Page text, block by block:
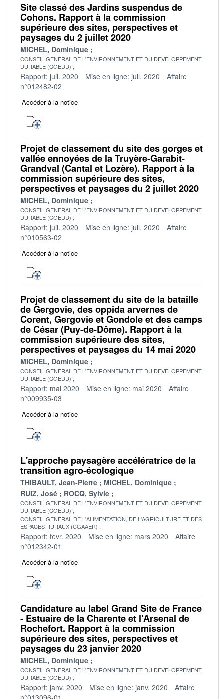
Site classé des Jardins suspendus de
Cohons. Rapport à la commission
supérieure des sites, perspectives et
paysages du 2 juillet 2020
MICHEL, Dominique
CONSEIL GENERAL DE L'ENVIRONNEMENT ET DU DEVELOPPEMENT
DURABLE (CGEDD)
Rapport: juil. 2020 Mise en ligne: juil. 2020
Affaire
n°012482-02
Accéder à la notice
Projet de classement du site des gorges et
vallée ennoyées de la Truyère-Garabit-
Grandval (Cantal et Lozère). Rapport à la
commission supérieure des sites,
perspectives et paysages du 2 juillet 2020
MICHEL, Dominique
CONSEIL GENERAL DE L'ENVIRONNEMENT ET DU DEVELOPPEMENT
DURABLE (CGEDD)
Rapport: juil. 2020 Mise en ligne: juil. 2020
Affaire
n°010563-02
Accéder à la notice
Projet de classement du site de la bataille
de Gergovie, des oppida arvernes de
Corent, Gergovie et Gondole et des camps
de César (Puy-de-Dôme). Rapport à la
commission supérieure des sites,
perspectives et paysages du 14 mai 2020
MICHEL, Dominique
CONSEIL GENERAL DE L'ENVIRONNEMENT ET DU DEVELOPPEMENT
DURABLE (CGEDD)
Rapport: mai 2020 Mise en ligne: mai 2020
Affaire
n°009935-03
Accéder à la notice
L'approche paysagère accélératrice de la
transition agro-écologique
THIBAULT, Jean-Pierre
MICHEL, Dominique
RUIZ, José
ROCQ, Sylvie
CONSEIL GENERAL DE L'ENVIRONNEMENT ET DU DEVELOPPEMENT
DURABLE (CGEDD)
CONSEIL GENERAL DE L'ALIMENTATION, DE L'AGRICULTURE ET DES
ESPACES RURAUX (CGAAER)
Rapport: févr. 2020 Mise en ligne: mars 2020
Affaire
n°012342-01
Accéder à la notice
Candidature au label Grand Site de France
- Estuaire de la Charente et l'Arsenal de
Rochefort. Rapport à la commission
supérieure des sites, perspectives et
paysages du 23 janvier 2020
MICHEL, Dominique
CONSEIL GENERAL DE L'ENVIRONNEMENT ET DU DEVELOPPEMENT
DURABLE (CGEDD)
Rapport: janv. 2020 Mise en ligne: janv. 2020
Affaire
n°013096-01